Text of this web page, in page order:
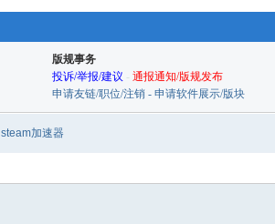
版规事务
投诉/举报/建议 - 通报通知/版规发布
申请友链/职位/注销 - 申请软件展示/版块
steam加速器